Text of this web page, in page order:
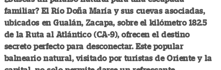
familiar? El Río Doña María y sus cuevas asociadas,
ubicados en Gualán, Zacapa, sobre el kilómetro 182.5
de la Ruta al Atlántico (CA-9), ofrecen el destino
secreto perfecto para desconectar. Este popular
balneario natural, visitado por turistas de Oriente y la